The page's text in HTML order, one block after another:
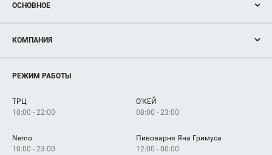
ОСНОВНОЕ
Новости
Магазины
Услуги
КОМПАНИЯ
Рекламодателям
Как добраться
РЕЖИМ РАБОТЫ
ТРЦ
10:00 - 22:00
О'КЕЙ
08:00 - 23:00
Nemo
10:00 - 23:00
Пивоварня Яна Гримуса
12:00 - 00:00